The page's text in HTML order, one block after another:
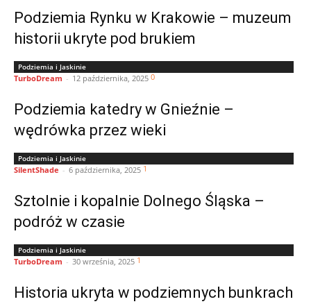
Podziemia Rynku w Krakowie – muzeum
historii ukryte pod brukiem
Podziemia i Jaskinie
TurboDream - 12 października, 2025 0
Podziemia katedry w Gnieźnie –
wędrówka przez wieki
Podziemia i Jaskinie
SilentShade - 6 października, 2025 1
Sztolnie i kopalnie Dolnego Śląska –
podróż w czasie
Podziemia i Jaskinie
TurboDream - 30 września, 2025 1
Historia ukryta w podziemnych bunkrach